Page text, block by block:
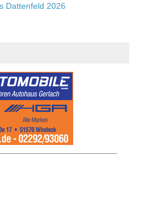
Dattenfeld 2026